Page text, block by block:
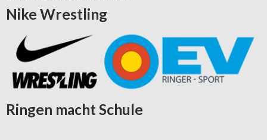
Nike Wrestling
Ringen macht Schule